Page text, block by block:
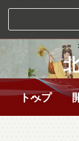
トップへ